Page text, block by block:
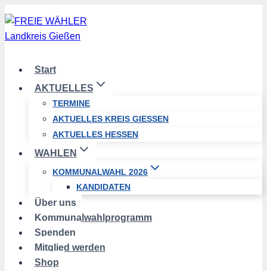
Zum
Inhalt
springen
Start
AKTUELLES
TERMINE
AKTUELLES KREIS GIESSEN
AKTUELLES HESSEN
WAHLEN
KOMMUNALWAHL 2026
KANDIDATEN
Über uns
Kommunalwahlprogramm
Spenden
Mitglied werden
Shop